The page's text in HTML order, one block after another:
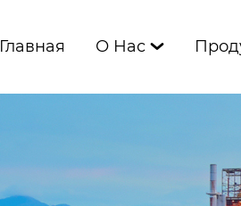
Главная О Нас 